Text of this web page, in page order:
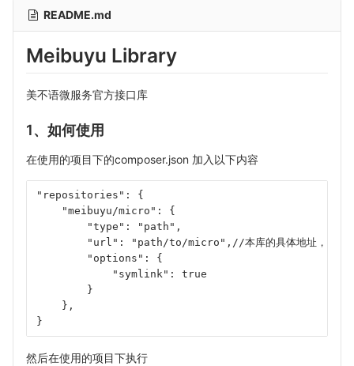
README.md
Meibuyu Library
美不语微服务官方接口库
1、如何使用
在使用的项目下的composer.json 加入以下内容
"repositories": {
    "meibuyu/micro": {
        "type": "path",
"url": "path/to/micro",//本库的具体地址，随意
        "options": {
            "symlink": true
        }
    },
}
然后在使用的项目下执行